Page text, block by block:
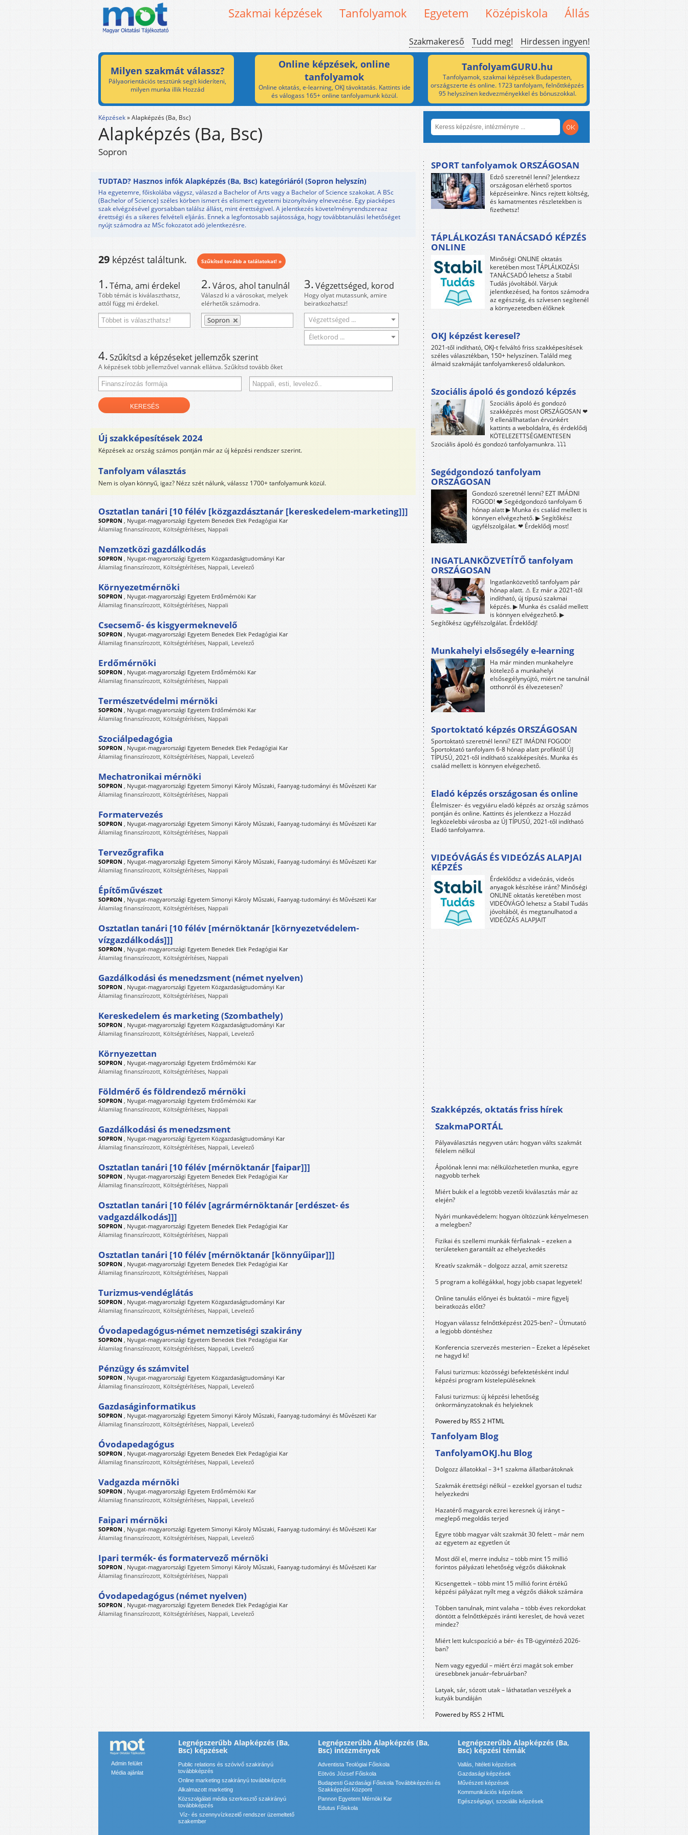
Szakmai képzések Tanfolyamok Egyetem Középiskola Állás
Szakmakereső Tudd meg! Hirdessen ingyen!
Milyen szakmát válassz?
Pályaorientációs tesztünk segít kideríteni,
milyen munka illik Hozzád
Online képzések, online
tanfolyamok
Online oktatás, e-learning, OKJ távoktatás. Kattints ide
és válogass 165+ online tanfolyamunk közül.
TanfolyamGURU.hu
Tanfolyamok, szakmai képzések Budapesten,
országszerte és online. 1723 tanfolyam, felnőttképzés
95 helyszínen kedvezményekkel és bónuszokkal.
Képzések»Alapképzés (Ba, Bsc)
Alapképzés (Ba, Bsc)
Sopron
TUDTAD? Hasznos infók Alapképzés (Ba, Bsc) kategóriáról (Sopron helyszín)
Ha egyetemre, főiskolába vágysz, válaszd a Bachelor of Arts vagy a Bachelor of Science szakokat. A BSc
(Bachelor of Science) széles körben ismert és elismert egyetemi bizonyítvány elnevezése. Egy piacképes
szak elvégzésével gyorsabban találsz állást, mint érettségivel. A jelentkezés követelményrendszereaz
érettségi és a sikeres felvételi eljárás. Ennek a legfontosabb sajátossága, hogy továbbtanulási lehetőséget
nyújt számodra az MSc fokozatot adó jelentkezésre.
29 képzést találtunk. Szűkítsd tovább a találatokat! »
1.Téma, ami érdekel
Több témát is kiválaszthatsz,
attól függ mi érdekel.
2.Város, ahol tanulnál
Válaszd ki a városokat, melyek
elérhetők számodra.
Sopron
3.Végzettséged, korod
Hogy olyat mutassunk, amire
beiratkozhatsz!
Végzettséged ...
Életkorod ...
4.Szűkítsd a képzéseket jellemzők szerint
A képzések több jellemzővel vannak ellátva. Szűkítsd tovább őket
Új szakképesítések 2024
Képzések az ország számos pontján már az új képzési rendszer szerint.
Tanfolyam választás
Nem is olyan könnyű, igaz? Nézz szét nálunk, válassz 1700+ tanfolyamunk közül.
Osztatlan tanári [10 félév [közgazdásztanár [kereskedelem-marketing]]]
SOPRON , Nyugat-magyarországi Egyetem Benedek Elek Pedagógiai Kar
Államilag finanszírozott, Költségtérítéses, Nappali
Nemzetközi gazdálkodás
SOPRON , Nyugat-magyarországi Egyetem Közgazdaságtudományi Kar
Államilag finanszírozott, Költségtérítéses, Nappali, Levelező
Környezetmérnöki
SOPRON , Nyugat-magyarországi Egyetem Erdőmérnöki Kar
Államilag finanszírozott, Költségtérítéses, Nappali
Csecsemő- és kisgyermeknevelő
SOPRON , Nyugat-magyarországi Egyetem Benedek Elek Pedagógiai Kar
Államilag finanszírozott, Költségtérítéses, Nappali, Levelező
Erdőmérnöki
SOPRON , Nyugat-magyarországi Egyetem Erdőmérnöki Kar
Államilag finanszírozott, Költségtérítéses, Nappali
Természetvédelmi mérnöki
SOPRON , Nyugat-magyarországi Egyetem Erdőmérnöki Kar
Államilag finanszírozott, Költségtérítéses, Nappali
Szociálpedagógia
SOPRON , Nyugat-magyarországi Egyetem Benedek Elek Pedagógiai Kar
Államilag finanszírozott, Költségtérítéses, Nappali, Levelező
Mechatronikai mérnöki
SOPRON , Nyugat-magyarországi Egyetem Simonyi Károly Műszaki, Faanyag-tudományi és Művészeti Kar
Államilag finanszírozott, Költségtérítéses, Nappali
Formatervezés
SOPRON , Nyugat-magyarországi Egyetem Simonyi Károly Műszaki, Faanyag-tudományi és Művészeti Kar
Államilag finanszírozott, Költségtérítéses, Nappali
Tervezőgrafika
SOPRON , Nyugat-magyarországi Egyetem Simonyi Károly Műszaki, Faanyag-tudományi és Művészeti Kar
Államilag finanszírozott, Költségtérítéses, Nappali
Építőművészet
SOPRON , Nyugat-magyarországi Egyetem Simonyi Károly Műszaki, Faanyag-tudományi és Művészeti Kar
Államilag finanszírozott, Költségtérítéses, Nappali
Osztatlan tanári [10 félév [mérnöktanár [környezetvédelem-
vízgazdálkodás]]]
SOPRON , Nyugat-magyarországi Egyetem Benedek Elek Pedagógiai Kar
Államilag finanszírozott, Költségtérítéses, Nappali
Gazdálkodási és menedzsment (német nyelven)
SOPRON , Nyugat-magyarországi Egyetem Közgazdaságtudományi Kar
Államilag finanszírozott, Költségtérítéses, Nappali
Kereskedelem és marketing (Szombathely)
SOPRON , Nyugat-magyarországi Egyetem Közgazdaságtudományi Kar
Államilag finanszírozott, Költségtérítéses, Nappali, Levelező
Környezettan
SOPRON , Nyugat-magyarországi Egyetem Erdőmérnöki Kar
Államilag finanszírozott, Költségtérítéses, Nappali
Földmérő és földrendező mérnöki
SOPRON , Nyugat-magyarországi Egyetem Erdőmérnöki Kar
Államilag finanszírozott, Költségtérítéses, Nappali
Gazdálkodási és menedzsment
SOPRON , Nyugat-magyarországi Egyetem Közgazdaságtudományi Kar
Államilag finanszírozott, Költségtérítéses, Nappali, Levelező
Osztatlan tanári [10 félév [mérnöktanár [faipar]]]
SOPRON , Nyugat-magyarországi Egyetem Benedek Elek Pedagógiai Kar
Államilag finanszírozott, Költségtérítéses, Nappali
Osztatlan tanári [10 félév [agrármérnöktanár [erdészet- és
vadgazdálkodás]]]
SOPRON , Nyugat-magyarországi Egyetem Benedek Elek Pedagógiai Kar
Államilag finanszírozott, Költségtérítéses, Nappali
Osztatlan tanári [10 félév [mérnöktanár [könnyűipar]]]
SOPRON , Nyugat-magyarországi Egyetem Benedek Elek Pedagógiai Kar
Államilag finanszírozott, Költségtérítéses, Nappali
Turizmus-vendéglátás
SOPRON , Nyugat-magyarországi Egyetem Közgazdaságtudományi Kar
Államilag finanszírozott, Költségtérítéses, Nappali, Levelező
Óvodapedagógus-német nemzetiségi szakirány
SOPRON , Nyugat-magyarországi Egyetem Benedek Elek Pedagógiai Kar
Államilag finanszírozott, Költségtérítéses, Nappali, Levelező
Pénzügy és számvitel
SOPRON , Nyugat-magyarországi Egyetem Közgazdaságtudományi Kar
Államilag finanszírozott, Költségtérítéses, Nappali, Levelező
Gazdaságinformatikus
SOPRON , Nyugat-magyarországi Egyetem Simonyi Károly Műszaki, Faanyag-tudományi és Művészeti Kar
Államilag finanszírozott, Költségtérítéses, Nappali, Levelező
Óvodapedagógus
SOPRON , Nyugat-magyarországi Egyetem Benedek Elek Pedagógiai Kar
Államilag finanszírozott, Költségtérítéses, Nappali, Levelező
Vadgazda mérnöki
SOPRON , Nyugat-magyarországi Egyetem Erdőmérnöki Kar
Államilag finanszírozott, Költségtérítéses, Nappali, Levelező
Faipari mérnöki
SOPRON , Nyugat-magyarországi Egyetem Simonyi Károly Műszaki, Faanyag-tudományi és Művészeti Kar
Államilag finanszírozott, Költségtérítéses, Nappali, Levelező
Ipari termék- és formatervező mérnöki
SOPRON , Nyugat-magyarországi Egyetem Simonyi Károly Műszaki, Faanyag-tudományi és Művészeti Kar
Államilag finanszírozott, Költségtérítéses, Nappali
Óvodapedagógus (német nyelven)
SOPRON , Nyugat-magyarországi Egyetem Benedek Elek Pedagógiai Kar
Államilag finanszírozott, Költségtérítéses, Nappali, Levelező
SPORT tanfolyamok ORSZÁGOSAN
Edző szeretnél lenni? Jelentkezz
országosan elérhető sportos
képzéseinkre. Nincs rejtett költség,
és kamatmentes részletekben is
fizethetsz!
TÁPLÁLKOZÁSI TANÁCSADÓ KÉPZÉS
ONLINE
Minőségi ONLINE oktatás
keretében most TÁPLÁLKOZÁSI
TANÁCSADÓ lehetsz a Stabil
Tudás jóvoltából. Várjuk
jelentkezésed, ha fontos számodra
az egészség, és szívesen segítenél
a környezetedben élőknek
OKJ képzést keresel?
2021-től indítható, OKJ-t felváltó friss szakképesítések
széles választékban, 150+ helyszínen. Találd meg
álmaid szakmáját tanfolyamkereső oldalunkon.
Szociális ápoló és gondozó képzés
Szociális ápoló és gondozó
szakképzés most ORSZÁGOSAN ❤
9 ellenállhatatlan érvünkért
kattints a weboldalra, és érdeklődj
KÖTELEZETTSÉGMENTESEN
Szociális ápoló és gondozó tanfolyamunkra. ⤵⤵⤵
Segédgondozó tanfolyam
ORSZÁGOSAN
Gondozó szeretnél lenni? EZT IMÁDNI
FOGOD! ❤️ Segédgondozó tanfolyam 6
hónap alatt ▶ Munka és család mellett is
könnyen elvégezhető. ▶ Segítőkész
ügyfélszolgálat. ❤ Érdeklődj most!
INGATLANKÖZVETÍTŐ tanfolyam
ORSZÁGOSAN
Ingatlanközvetítő tanfolyam pár
hónap alatt. ⚠ Ez már a 2021-től
indítható, új típusú szakmai
képzés. ▶ Munka és család mellett
is könnyen elvégezhető. ▶
Segítőkész ügyfélszolgálat. Érdeklődj!
Munkahelyi elsősegély e-learning
Ha már minden munkahelyre
kötelező a munkahelyi
elsősegélynyújtó, miért ne tanulnál
otthonról és élvezetesen?
Sportoktató képzés ORSZÁGOSAN
Sportoktató szeretnél lenni? EZT IMÁDNI FOGOD!
Sportoktató tanfolyam 6-8 hónap alatt profiktól! ÚJ
TÍPUSÚ, 2021-től indítható szakképesítés. Munka és
család mellett is könnyen elvégezhető.
Eladó képzés országosan és online
Élelmiszer- és vegyiáru eladó képzés az ország számos
pontján és online. Kattints és jelentkezz a Hozzád
legközelebbi városba az ÚJ TÍPUSÚ, 2021-től indítható
Eladó tanfolyamra.
VIDEÓVÁGÁS ÉS VIDEÓZÁS ALAPJAI
KÉPZÉS
Érdeklődsz a videózás, videós
anyagok készítése iránt? Minőségi
ONLINE oktatás keretében most
VIDEÓVÁGÓ lehetsz a Stabil Tudás
jóvoltából, és megtanulhatod a
VIDEÓZÁS ALAPJAIT
Szakképzés, oktatás friss hírek
SzakmaPORTÁL
Pályaválasztás negyven után: hogyan válts szakmát
félelem nélkül
Ápolónak lenni ma: nélkülözhetetlen munka, egyre
nagyobb terhek
Miért bukik el a legtöbb vezetői kiválasztás már az
elején?
Nyári munkavédelem: hogyan öltözzünk kényelmesen
a melegben?
Fizikai és szellemi munkák férfiaknak – ezeken a
területeken garantált az elhelyezkedés
Kreatív szakmák – dolgozz azzal, amit szeretsz
5 program a kollégákkal, hogy jobb csapat legyetek!
Online tanulás előnyei és buktatói – mire figyelj
beiratkozás előtt?
Hogyan válassz felnőttképzést 2025-ben? – Útmutató
a legjobb döntéshez
Konferencia szervezés mesterien – Ezeket a lépéseket
ne hagyd ki!
Falusi turizmus: közösségi befektetésként indul
képzési program kistelepüléseknek
Falusi turizmus: új képzési lehetőség
önkormányzatoknak és helyieknek
Powered by RSS 2 HTML
Tanfolyam Blog
TanfolyamOKJ.hu Blog
Dolgozz állatokkal – 3+1 szakma állatbarátoknak
Szakmák érettségi nélkül – ezekkel gyorsan el tudsz
helyezkedni
Hazatérő magyarok ezrei keresnek új irányt –
meglepő megoldás terjed
Egyre több magyar vált szakmát 30 felett – már nem
az egyetem az egyetlen út
Most dől el, merre indulsz – több mint 15 millió
forintos pályázati lehetőség végzős diákoknak
Kicsengettek – több mint 15 millió forint értékű
képzési pályázat nyílt meg a végzős diákok számára
Többen tanulnak, mint valaha – több éves rekordokat
döntött a felnőttképzés iránti kereslet, de hová vezet
mindez?
Miért lett kulcspozíció a bér- és TB-ügyintéző 2026-
ban?
Nem vagy egyedül – miért érzi magát sok ember
üresebbnek január–februárban?
Latyak, sár, sózott utak – láthatatlan veszélyek a
kutyák bundáján
Powered by RSS 2 HTML
Admin felület
Média ajánlat
Legnépszerűbb Alapképzés (Ba,
Bsc) képzések
Public relations és szóvivő szakirányú
továbbképzés
Online marketing szakirányú továbbképzés
Alkalmazott marketing
Közszolgálati média szerkesztő szakirányú
továbbképzés
Víz- és szennyvízkezelő rendszer üzemeltető
szakember
Legnépszerűbb Alapképzés (Ba,
Bsc) intézmények
Adventista Teológiai Főiskola
Eötvös József Főiskola
Budapesti Gazdasági Főiskola Továbbképzési és
Szakképzési Központ
Pannon Egyetem Mérnöki Kar
Edutus Főiskola
Legnépszerűbb Alapképzés (Ba,
Bsc) képzési témák
Vallás, hitéleti képzések
Gazdasági képzések
Művészeti képzések
Kommunikációs képzések
Egészségügyi, szociális képzések